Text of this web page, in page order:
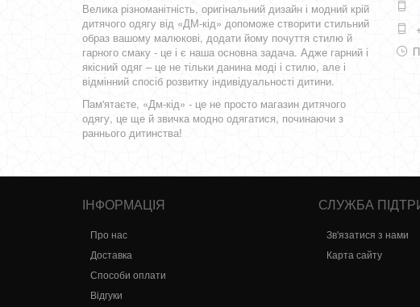
Велика різноманітність, оригінальний дизайн і модний крій
дитячого одягу від «ДМ-кід» допоможе створити стильний
образ вашому малюкові, додати йому почуття стилю й
гарного смаку - це і є наша основна задача. Адже гарний і
якісний одяг – це не тільки данина моді і стилю, але і
відмінний спосіб розвитку індивідуальності дитини.
Пам'ятаєте, «Дм-кід» - це не просто магазин дитячого
одягу, це ще й звичка модно одягатися, починаючи з
раннього дитинства!
ІНФОРМАЦІЯ
Про нас
Доставка
Способи оплати
Відгуки
СЛУЖБА
Зв'язатися з нами
Карта сайту